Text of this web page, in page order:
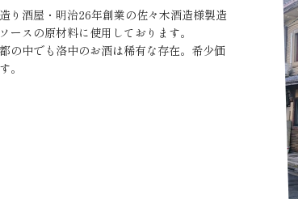
り酒屋・明治26年創業の佐々木酒造様製造
ースの原材料に使用しております。
の中でも洛中のお酒は稀有な存在。希少価
。